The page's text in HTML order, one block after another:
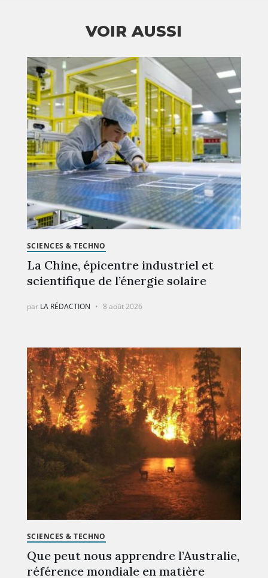
VOIR AUSSI
SCIENCES & TECHNO
La Chine, épicentre industriel et
scientifique de l’énergie solaire
par LA RÉDACTION 8 août 2026
SCIENCES & TECHNO
Que peut nous apprendre l’Australie,
référence mondiale en matière